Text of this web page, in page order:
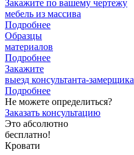
Закажите по вашему чертежу
мебель из массива
Подробнее
Образцы
материалов
Подробнее
Закажите
выезд консультанта-замерщика
Подробнее
Не можете определиться?
Заказать консультацию
Это абсолютно
бесплатно!
Кровати